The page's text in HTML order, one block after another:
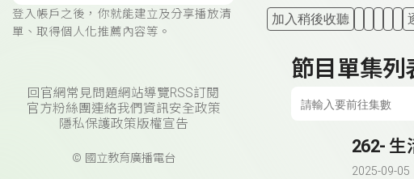
登入帳戶之後，你就能建立及分享播放清
單、取得個人化推薦內容等。
回官網常見問題網站導覽RSS訂閱
官方粉絲團連絡我們 資訊安全政策
隱私保護政策版權宣告
© 國立教育廣播電台
加入稍後收聽
節目單集列
262- 生
2025-09-05